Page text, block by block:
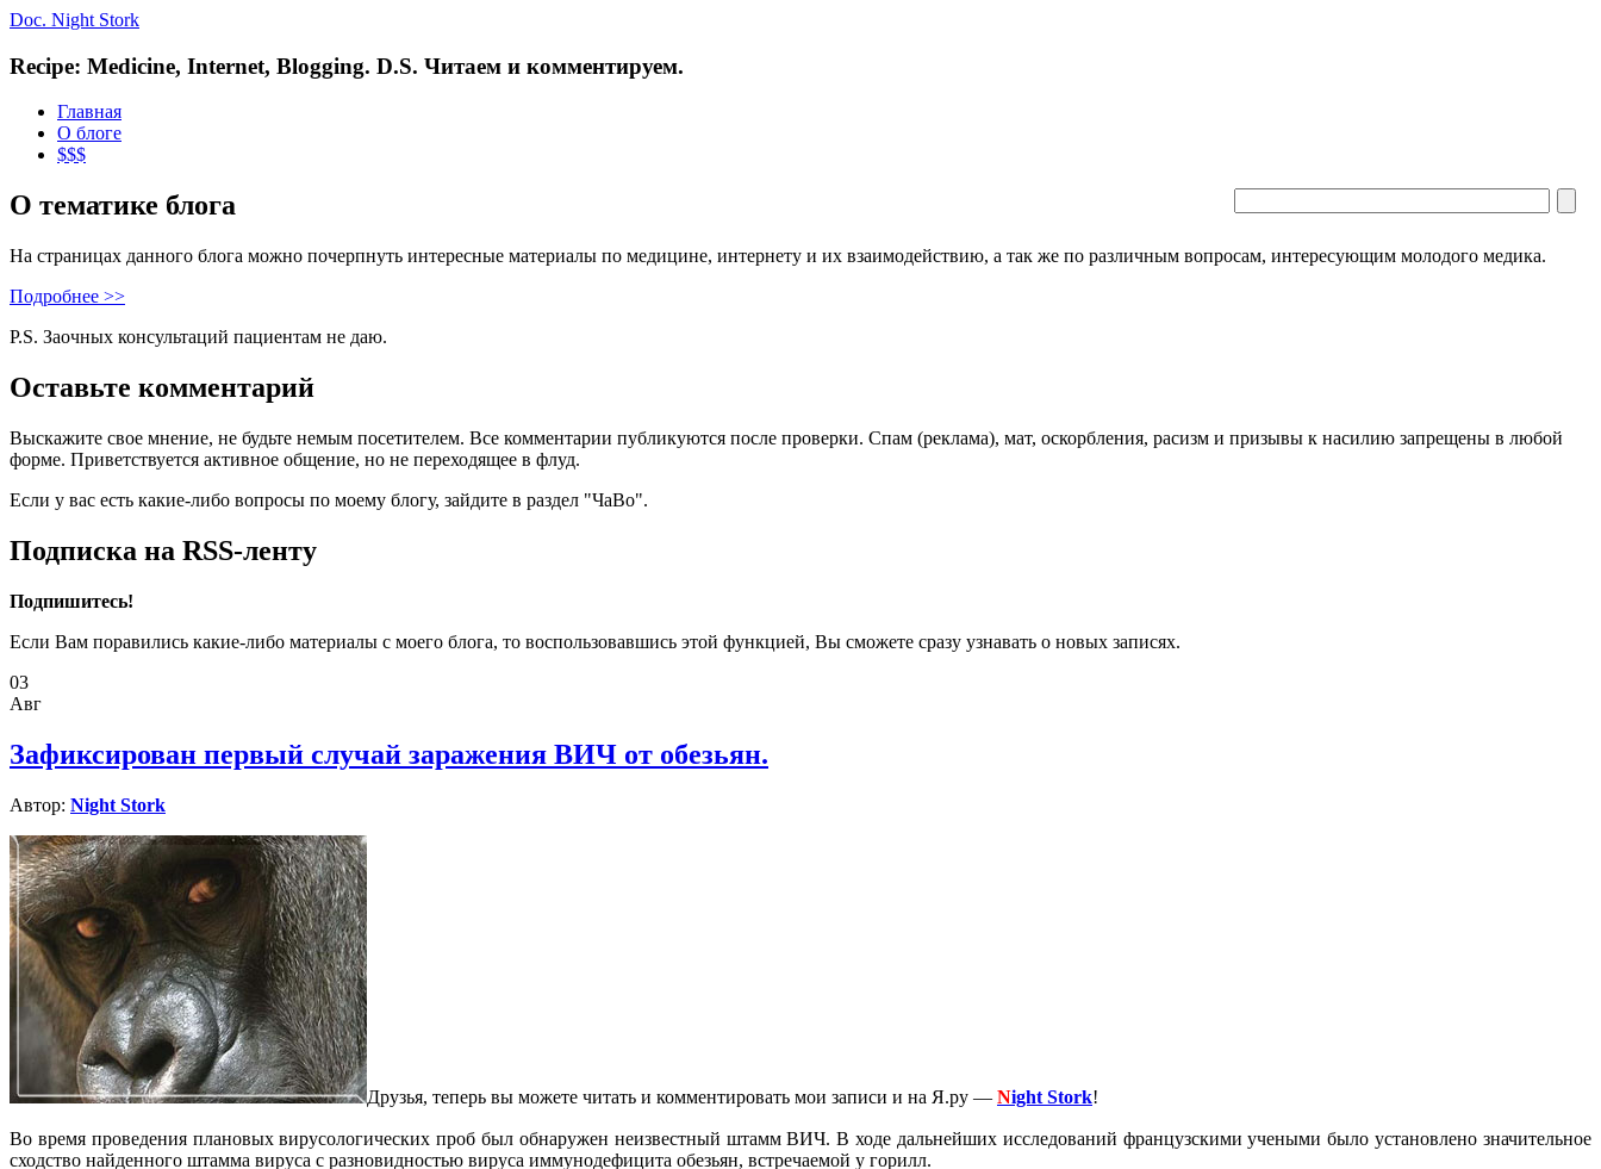
Doc. Night Stork
Recipe: Medicine, Internet, Blogging. D.S. Читаем и комментируем.
Главная
О блоге
$$$
О тематике блога
На страницах данного блога можно почерпнуть интересные материалы по медицине, интернету и их взаимодействию, а так же по различным вопросам, интересующим молодого медика.
Подробнее >>
P.S. Заочных консультаций пациентам не даю.
Оставьте комментарий
Выскажите свое мнение, не будьте немым посетителем. Все комментарии публикуются после проверки. Спам (реклама), мат, оскорбления, расизм и призывы к насилию запрещены в любой
форме. Приветствуется активное общение, но не переходящее в флуд.
Если у вас есть какие-либо вопросы по моему блогу, зайдите в раздел "ЧаВо".
Подписка на RSS-ленту
Подпишитесь!
Если Вам поравились какие-либо материалы с моего блога, то воспользовавшись этой функцией, Вы сможете сразу узнавать о новых записях.
03
Авг
Зафиксирован первый случай заражения ВИЧ от обезьян.
Автор: Night Stork
Друзья, теперь вы можете читать и комментировать мои записи и на Я.ру — Night Stork!
Во время проведения плановых вирусологических проб был обнаружен неизвестный штамм ВИЧ. В ходе дальнейших исследований французскими учеными было установлено значительное
сходство найденного штамма вируса с разновидностью вируса иммунодефицита обезьян, встречаемой у горилл.